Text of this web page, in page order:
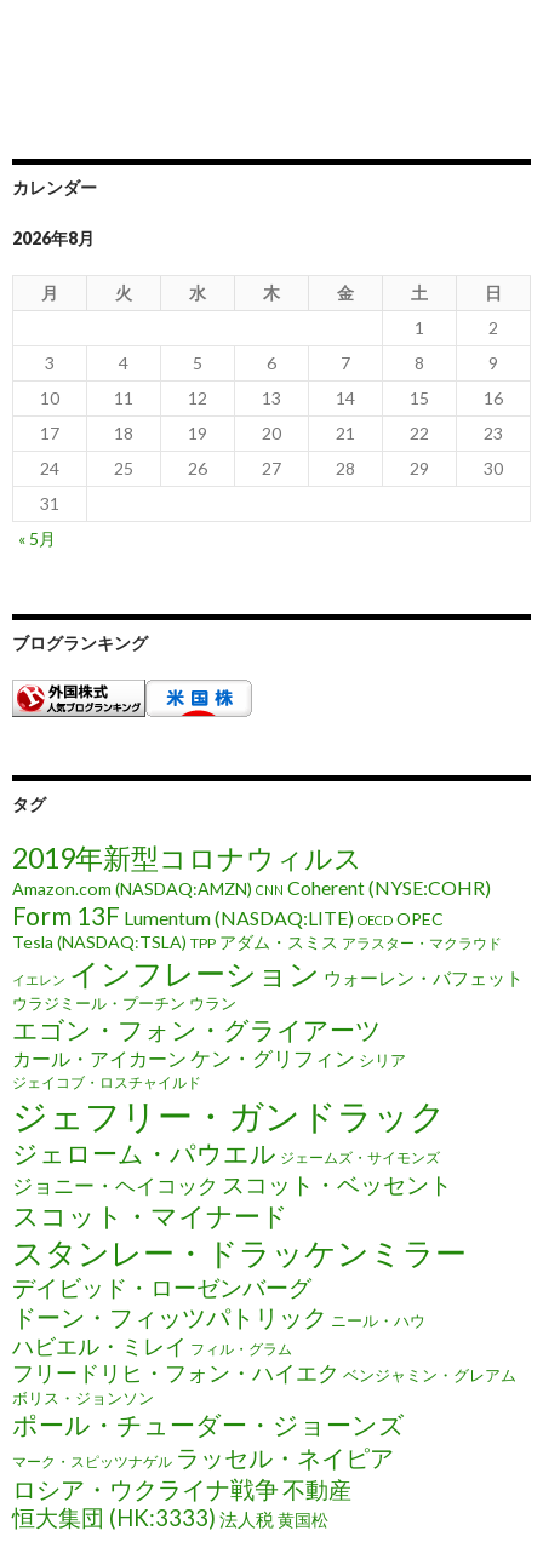
カレンダー
2026年8月
月 火 水 木 金 土
日
1
2
3
4 5 6 7 8
9
10
11 12 13 14 15
16
17
18 19 20 21 22
23
24
25 26 27 28 29
30
31
« 5月
ブログランキング
タグ
2019年新型コロナウィルス
Amazon.com (NASDAQ:AMZN) CNN Coherent (NYSE:COHR)
Form 13F Lumentum (NASDAQ:LITE) OECD OPEC
Tesla (NASDAQ:TSLA) TPP アダム・スミス アラスター・マクラウド
イエレン インフレーション ウォーレン・バフェット
ウラジミール・プーチン ウラン
エゴン・フォン・グライアーツ
カール・アイカーン ケン・グリフィン シリア
ジェイコブ・ロスチャイルド
ジェフリー・ガンドラック
ジェローム・パウエル ジェームズ・サイモンズ
ジョニー・ヘイコック スコット・ベッセント
スコット・マイナード
スタンレー・ドラッケンミラー
デイビッド・ローゼンバーグ
ドーン・フィッツパトリック ニール・ハウ
ハビエル・ミレイ フィル・グラム
フリードリヒ・フォン・ハイエク ベンジャミン・グレアム
ボリス・ジョンソン
ポール・チューダー・ジョーンズ
マーク・スピッツナゲル ラッセル・ネイピア
ロシア・ウクライナ戦争不動産
恒大集団 (HK:3333) 法人税黄国松